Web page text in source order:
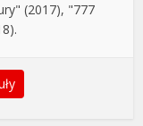
(2017), "777